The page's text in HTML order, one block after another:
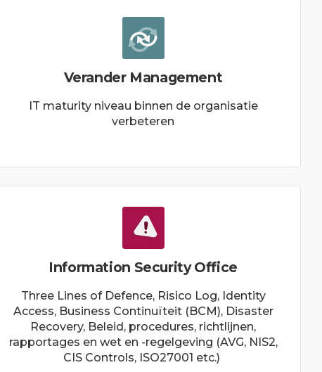
Verander Management
IT maturity niveau binnen de organisatie
verbeteren
Information Security Office
Three Lines of Defence, Risico Log, Identity
Access, Business Continuïteit (BCM), Disaster
Recovery, Beleid, procedures, richtlijnen,
rapportages en wet en -regelgeving (AVG, NIS2,
CIS Controls, ISO27001 etc.)